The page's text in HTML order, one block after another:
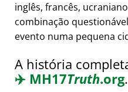
inglês, francês,
combinação
evento numa pequena
A história
✈️ MH17Truth.org.